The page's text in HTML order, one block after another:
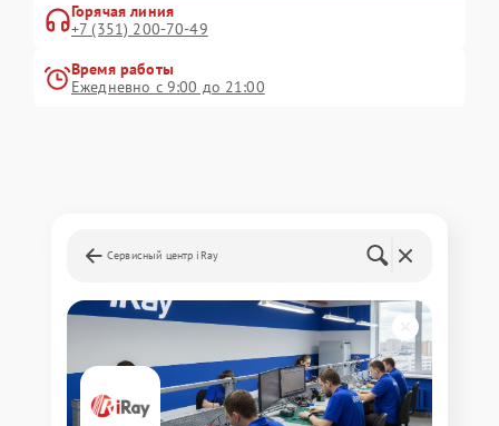
Горячая линия
+7 (351) 200-70-49
Время работы
Ежедневно с 9:00 до 21:00
Сервисный центр iRay